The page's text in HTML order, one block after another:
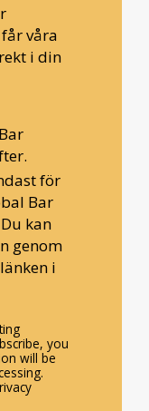
våra
i din
för
Bar
kan
genom
i
you
will be